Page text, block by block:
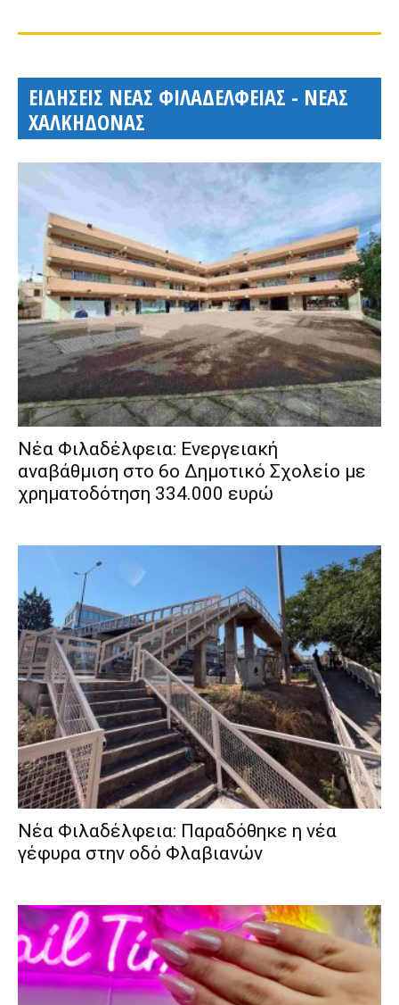
ΕΙΔΗΣΕΙΣ ΝΕΑΣ ΦΙΛΑΔΕΛΦΕΙΑΣ - ΝΕΑΣ
ΧΑΛΚΗΔΟΝΑΣ
Νέα Φιλαδέλφεια: Ενεργειακή
αναβάθμιση στο 6ο Δημοτικό Σχολείο με
χρηματοδότηση 334.000 ευρώ
Νέα Φιλαδέλφεια: Παραδόθηκε η νέα
γέφυρα στην οδό Φλαβιανών